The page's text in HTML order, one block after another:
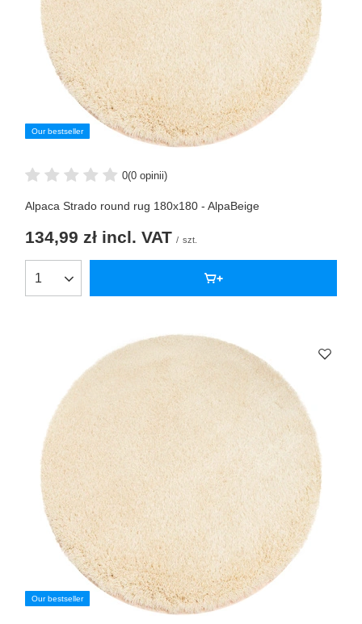
Our bestseller
0(0 opinii)
Alpaca Strado round rug 180x180 - AlpaBeige
134,99 zł incl. VAT / szt.
Our bestseller